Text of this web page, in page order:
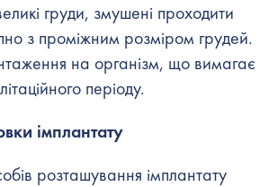
груди, змушені проходити
з проміжним розміром грудей.
на організм, що вимагає
періоду.
імплантату
розташування імплантату